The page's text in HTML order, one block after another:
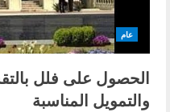
عام
الحصول على فلل
والتمويل المناسبة